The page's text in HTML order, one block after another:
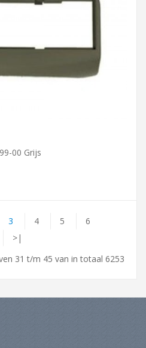
00 Grijs
3 4 5
6
>|
31 t/m 45 van in totaal 6253